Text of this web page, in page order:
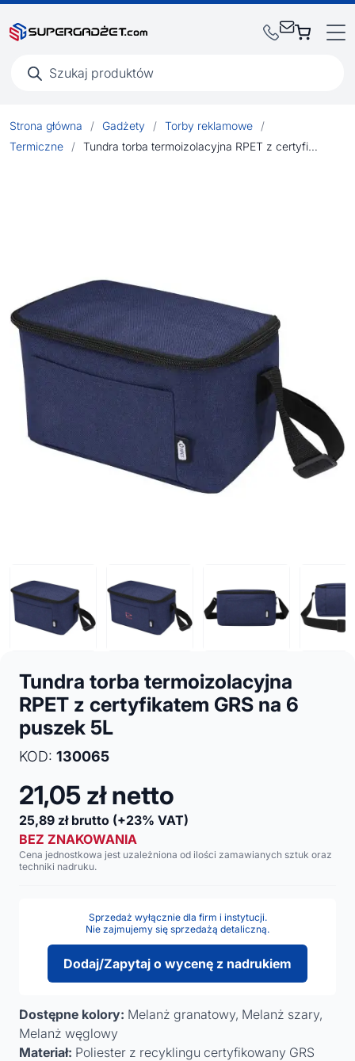
produktów
Strona główna / Gadżety / Torby reklamowe
/
Termiczne
/ Tundra torba termoizolacyjna RPET z certyfikatem GRS na 6 puszek 5L
Tundra torba termoizolacyjna
RPET z certyfikatem GRS na 6
puszek 5L
KOD: 130065
21,05 zł netto
25,89 zł brutto (+23% VAT)
BEZ ZNAKOWANIA
Cena jednostkowa jest uzależniona od ilości zamawianych sztuk oraz
techniki nadruku.
Sprzedaż wyłącznie dla firm i instytucji.
Nie zajmujemy się sprzedażą detaliczną.
Dodaj/Zapytaj o wycenę z nadrukiem
Dostępne kolory: Melanż granatowy, Melanż szary,
Melanż węglowy
Materiał: Poliester z recyklingu certyfikowany GRS